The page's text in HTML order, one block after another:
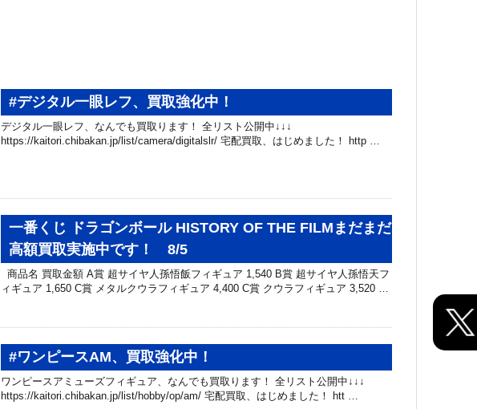
#デジタル一眼レフ、買取強化中！
デジタル一眼レフ、なんでも買取ります！ 全リスト公開中↓↓↓
https://kaitori.chibakan.jp/list/camera/digitalslr/ 宅配買取、はじめました！ http …
一番くじ ドラゴンボール HISTORY OF THE FILMまだまだ
高額買取実施中です！ 8/5
商品名 買取金額 A賞 超サイヤ人孫悟飯フィギュア 1,540 B賞 超サイヤ人孫悟天フ
ィギュア 1,650 C賞 メタルクウラフィギュア 4,400 C賞 クウラフィギュア 3,520 …
#ワンピースAM、買取強化中！
ワンピースアミューズフィギュア、なんでも買取ります！ 全リスト公開中↓↓↓
https://kaitori.chibakan.jp/list/hobby/op/am/ 宅配買取、はじめました！ htt …